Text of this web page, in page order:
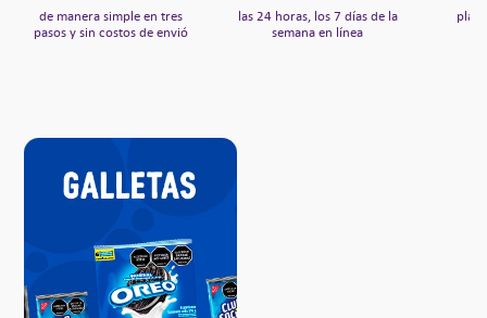
de manera simple en tres
pasos y sin costos de envió
las 24 horas, los 7 días de la
semana en línea